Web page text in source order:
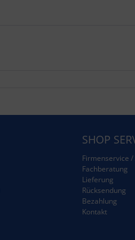
SHOP
Firmenservice
Fachberatung
Lieferung
Rücksendung
Bezahlung
Kontakt